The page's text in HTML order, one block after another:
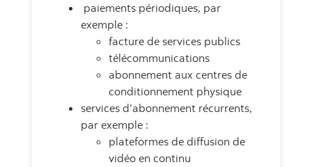
paiements périodiques, par
exemple :
facture de services publics
télécommunications
abonnement aux centres de
conditionnement physique
services d’abonnement récurrents,
par exemple :
plateformes de diffusion de
vidéo en continu